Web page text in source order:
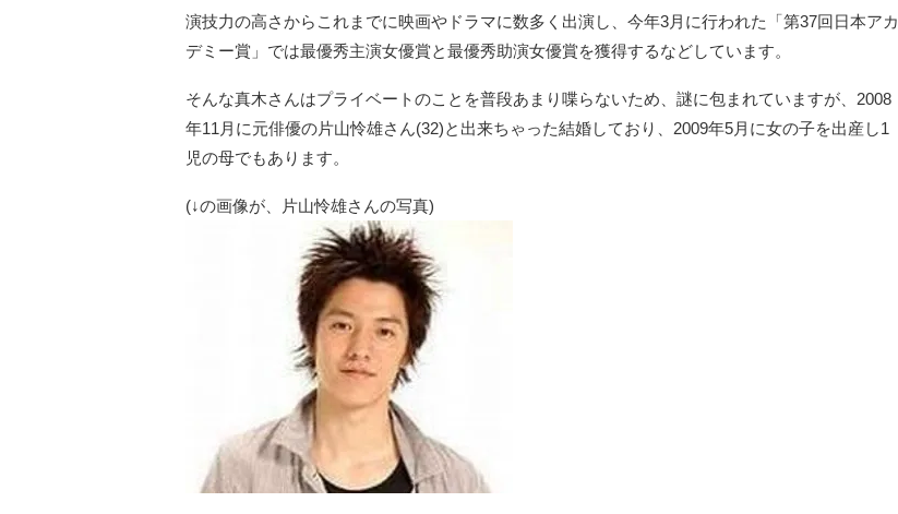
演技力の高さからこれまでに映画やドラマに数多く出演し、今年3月に行われた「第37回日本アカ
デミー賞」では最優秀主演女優賞と最優秀助演女優賞を獲得するなどしています。
そんな真木さんはプライベートのことを普段あまり喋らないため、謎に包まれていますが、2008
年11月に元俳優の片山怜雄さん(32)と出来ちゃった結婚しており、2009年5月に女の子を出産し1
児の母でもあります。
(↓の画像が、片山怜雄さんの写真)